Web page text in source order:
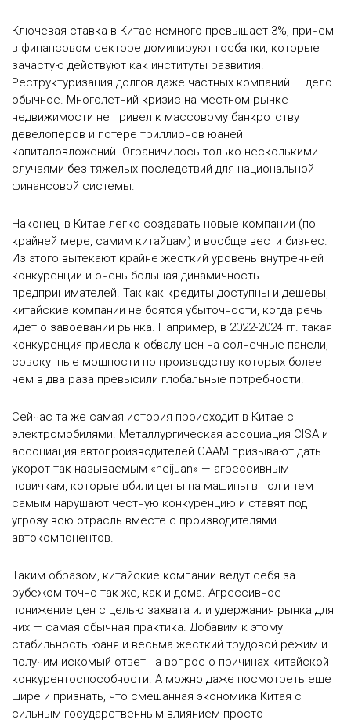
Ключевая ставка в Китае немного превышает 3%, причем
в финансовом секторе доминируют госбанки, которые
зачастую действуют как институты развития.
Реструктуризация долгов даже частных компаний — дело
обычное. Многолетний кризис на местном рынке
недвижимости не привел к массовому банкротству
девелоперов и потере триллионов юаней
капиталовложений. Ограничилось только несколькими
случаями без тяжелых последствий для национальной
финансовой системы.
Наконец, в Китае легко создавать новые компании (по
крайней мере, самим китайцам) и вообще вести бизнес.
Из этого вытекают крайне жесткий уровень внутренней
конкуренции и очень большая динамичность
предпринимателей. Так как кредиты доступны и дешевы,
китайские компании не боятся убыточности, когда речь
идет о завоевании рынка. Например, в 2022-2024 гг. такая
конкуренция привела к обвалу цен на солнечные панели,
совокупные мощности по производству которых более
чем в два раза превысили глобальные потребности.
Сейчас та же самая история происходит в Китае с
электромобилями. Металлургическая ассоциация CISA и
ассоциация автопроизводителей CAAM призывают дать
укорот так называемым «neijuan» — агрессивным
новичкам, которые вбили цены на машины в пол и тем
самым нарушают честную конкуренцию и ставят под
угрозу всю отрасль вместе с производителями
автокомпонентов.
Таким образом, китайские компании ведут себя за
рубежом точно так же, как и дома. Агрессивное
понижение цен с целью захвата или удержания рынка для
них — самая обычная практика. Добавим к этому
стабильность юаня и весьма жесткий трудовой режим и
получим искомый ответ на вопрос о причинах китайской
конкурентоспособности. А можно даже посмотреть еще
шире и признать, что смешанная экономика Китая с
сильным государственным влиянием просто